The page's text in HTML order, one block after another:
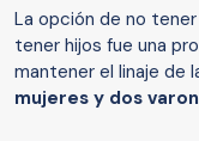
La opción de no
tener hijos fue una
mantener el linaje de
mujeres y dos